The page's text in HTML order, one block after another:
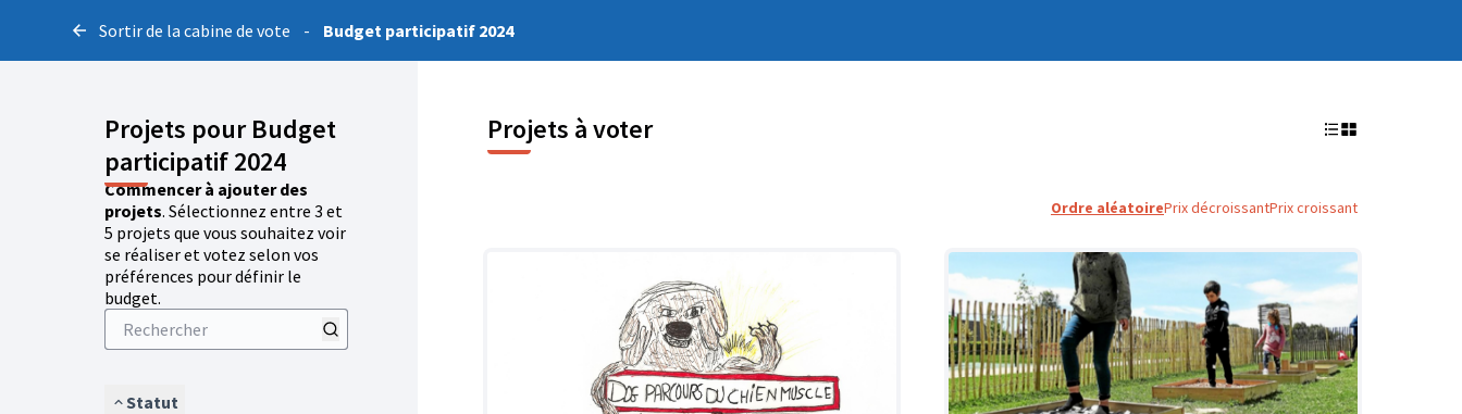
Sortir de la cabine de vote - Budget participatif 2024
Projets pour Budget
participatif 2024
Commencer à ajouter des
projets. Sélectionnez entre 3 et
5 projets que vous souhaitez voir
se réaliser et votez selon vos
préférences pour définir le
budget.
Statut
Projets à voter
Ordre aléatoirePrix décroissantPrix croissant